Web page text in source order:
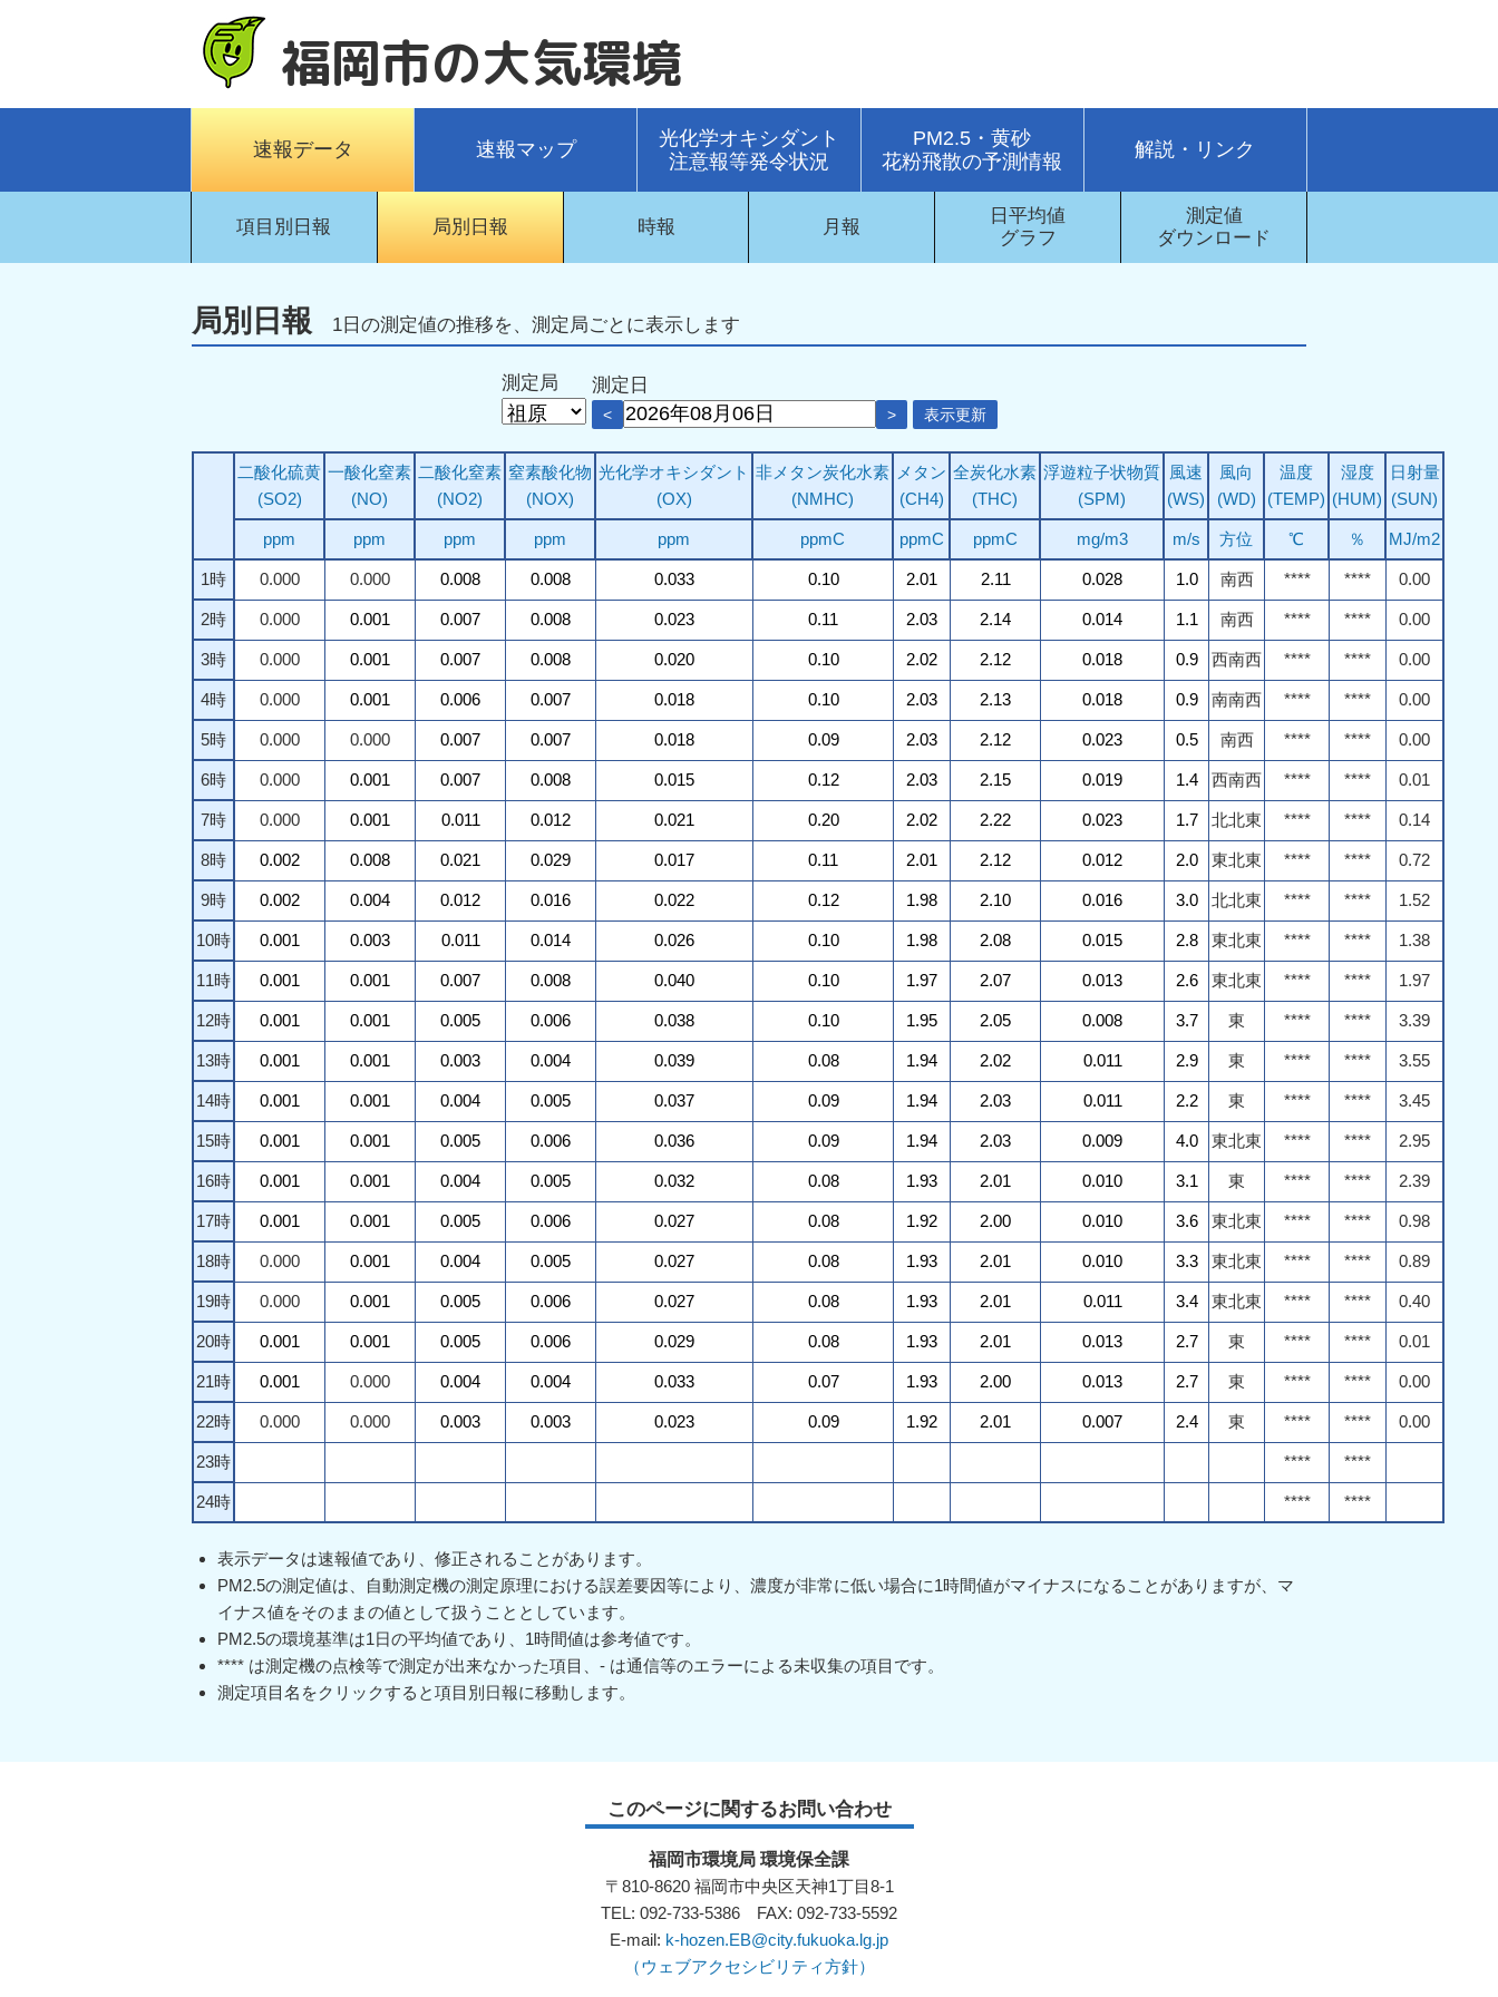
福岡市の大気環境
速報データ 速報マップ
光化学オキシダント
注意報等発令状況
PM2.5・黄砂
花粉飛散の予測情報
解説・リンク
項目別日報 局別日報 時報 月報
日平均値
グラフ
測定値
ダウンロード
局別日報 1日の測定値の推移を、測定局ごとに表示します
測定局 測定日
< > 表示更新
二酸化硫黄
(SO2)
一酸化窒素
(NO)
二酸化窒素
(NO2)
窒素酸化物
(NOX)
光化学オキシダント
(OX)
非メタン炭化水素
(NMHC)
メタン
(CH4)
全炭化水素
(THC)
浮遊粒子状物質
(SPM)
風速
(WS)
風向
(WD)
温度
(TEMP)
湿度
(HUM)
日射量
(SUN)
ppm ppm ppm ppm ppm ppmC ppmC ppmC mg/m3 m/s 方位 ℃ ％ MJ/m2
1時 0.000 0.000 0.008 0.008 0.033 0.10 2.01 2.11 0.028 1.0 南西 **** **** 0.00
2時 0.000 0.001 0.007 0.008 0.023 0.11 2.03 2.14 0.014 1.1 南西 **** **** 0.00
3時 0.000 0.001 0.007 0.008 0.020 0.10 2.02 2.12 0.018 0.9 西南西 **** **** 0.00
4時 0.000 0.001 0.006 0.007 0.018 0.10 2.03 2.13 0.018 0.9 南南西 **** **** 0.00
5時 0.000 0.000 0.007 0.007 0.018 0.09 2.03 2.12 0.023 0.5 南西 **** **** 0.00
6時 0.000 0.001 0.007 0.008 0.015 0.12 2.03 2.15 0.019 1.4 西南西 **** **** 0.01
7時 0.000 0.001 0.011 0.012 0.021 0.20 2.02 2.22 0.023 1.7 北北東 **** **** 0.14
8時 0.002 0.008 0.021 0.029 0.017 0.11 2.01 2.12 0.012 2.0 東北東 **** **** 0.72
9時 0.002 0.004 0.012 0.016 0.022 0.12 1.98 2.10 0.016 3.0 北北東 **** **** 1.52
10時 0.001 0.003 0.011 0.014 0.026 0.10 1.98 2.08 0.015 2.8 東北東 **** **** 1.38
11時 0.001 0.001 0.007 0.008 0.040 0.10 1.97 2.07 0.013 2.6 東北東 **** **** 1.97
12時 0.001 0.001 0.005 0.006 0.038 0.10 1.95 2.05 0.008 3.7 東 **** **** 3.39
13時 0.001 0.001 0.003 0.004 0.039 0.08 1.94 2.02 0.011 2.9 東 **** **** 3.55
14時 0.001 0.001 0.004 0.005 0.037 0.09 1.94 2.03 0.011 2.2 東 **** **** 3.45
15時 0.001 0.001 0.005 0.006 0.036 0.09 1.94 2.03 0.009 4.0 東北東 **** **** 2.95
16時 0.001 0.001 0.004 0.005 0.032 0.08 1.93 2.01 0.010 3.1 東 **** **** 2.39
17時 0.001 0.001 0.005 0.006 0.027 0.08 1.92 2.00 0.010 3.6 東北東 **** **** 0.98
18時 0.000 0.001 0.004 0.005 0.027 0.08 1.93 2.01 0.010 3.3 東北東 **** **** 0.89
19時 0.000 0.001 0.005 0.006 0.027 0.08 1.93 2.01 0.011 3.4 東北東 **** **** 0.40
20時 0.001 0.001 0.005 0.006 0.029 0.08 1.93 2.01 0.013 2.7 東 **** **** 0.01
21時 0.001 0.000 0.004 0.004 0.033 0.07 1.93 2.00 0.013 2.7 東 **** **** 0.00
22時 0.000 0.000 0.003 0.003 0.023 0.09 1.92 2.01 0.007 2.4 東 **** **** 0.00
23時 **** ****
24時 **** ****
表示データは速報値であり、修正されることがあります。
PM2.5の測定値は、自動測定機の測定原理における誤差要因等により、濃度が非常に低い場合に1時間値がマイナスになることがありますが、マ
イナス値をそのままの値として扱うこととしています。
PM2.5の環境基準は1日の平均値であり、1時間値は参考値です。
**** は測定機の点検等で測定が出来なかった項目、- は通信等のエラーによる未収集の項目です。
測定項目名をクリックすると項目別日報に移動します。
このページに関するお問い合わせ
福岡市環境局 環境保全課
〒810-8620 福岡市中央区天神1丁目8-1
TEL: 092-733-5386 FAX: 092-733-5592
E-mail: k-hozen.EB@city.fukuoka.lg.jp
（ウェブアクセシビリティ方針）